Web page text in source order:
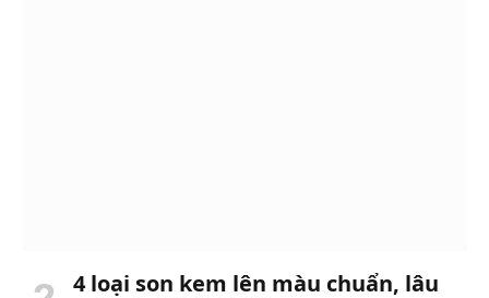
4 loại son kem lên màu chuẩn, lâu